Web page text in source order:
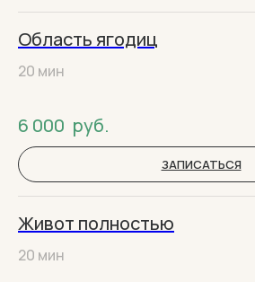
Область ягодиц
20 мин
6 000 руб.
ЗАПИСАТЬСЯ
Живот полностью
20 мин